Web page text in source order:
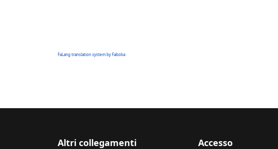
FaLang translation system by Faboba
Altri collegamenti Accesso